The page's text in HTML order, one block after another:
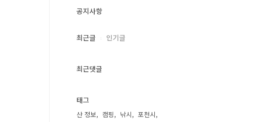
공지사항
최근글 인기글
최근댓글
태그
산 정보 캠핑 낚시
포천시